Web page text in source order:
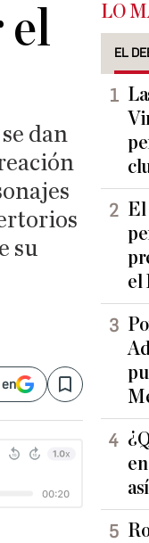
el
dan
su
Save
LO
EL
El
el